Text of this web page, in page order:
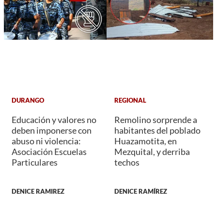
DURANGO
Educación y valores no
deben imponerse con
abuso ni violencia:
Asociación Escuelas
Particulares
DENICE RAMIREZ
REGIONAL
Remolino sorprende a
habitantes del poblado
Huazamotita, en
Mezquital, y derriba
techos
DENICE RAMÍREZ